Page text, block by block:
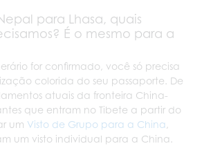
para Lhasa, quais
É o mesmo para a
for confirmado, você só precisa
colorida do seu passaporte. De
atuais da fronteira China-
que entram no Tibete a partir do
um Visto de Grupo para a China,
um visto individual para a China.